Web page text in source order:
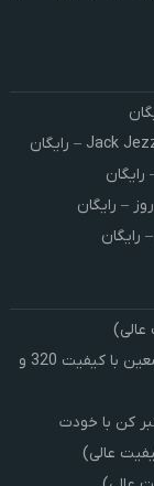
– رایگان
رایگان
کنسرت صوتی معین لایو | آرشیو کامل اجرای زنده معین با کیفیت 320 و
کن با خودت
عالی)